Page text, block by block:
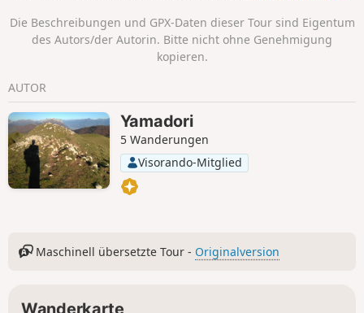
Die Beschreibungen und GPX-Daten dieser Tour sind Eigentum
des Autors/der Autorin. Bitte nicht ohne Genehmigung
kopieren.
AUTOR
Yamadori
5 Wanderungen
Visorando-Mitglied
Maschinell übersetzte Tour - Originalversion